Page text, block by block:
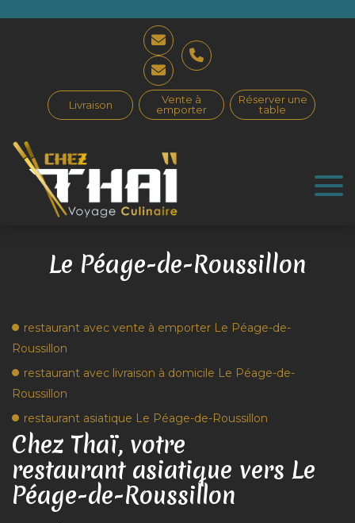
Livraison
Vente à
emporter
Réserver une
table
Le Péage-de-Roussillon
restaurant avec vente à emporter Le Péage-de-
Roussillon
restaurant avec livraison à domicile Le Péage-de-
Roussillon
restaurant asiatique Le Péage-de-Roussillon
Chez Thaï, votre
restaurant asiatique vers Le
Péage-de-Roussillon